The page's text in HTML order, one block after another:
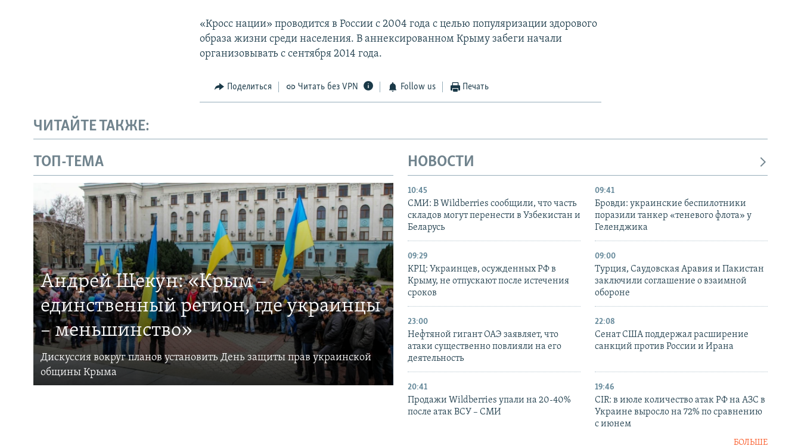
«Кросс нации» проводится в России с 2004 года с целью популяризации здорового
образа жизни среди населения. В аннексированном Крыму забеги начали
организовывать с сентября 2014 года.
Поделиться Читать без VPN Follow us Печать
ЧИТАЙТЕ ТАКЖЕ:
ТОП-ТЕМА
Андрей Щекун: «Крым –
единственный регион, где украинцы
– меньшинство»
Дискуссия вокруг планов установить День защиты прав украинской
общины Крыма
НОВОСТИ
10:45
СМИ: В Wildberries сообщили, что часть
складов могут перенести в Узбекистан и
Беларусь
09:41
Бровди: украинские беспилотники
поразили танкер «теневого флота» у
Геленджика
09:29
КРЦ: Украинцев, осужденных РФ в
Крыму, не отпускают после истечения
сроков
09:00
Турция, Саудовская Аравия и Пакистан
заключили соглашение о взаимной
обороне
23:00
Нефтяной гигант ОАЭ заявляет, что
атаки существенно повлияли на его
деятельность
22:08
Сенат США поддержал расширение
санкций против России и Ирана
20:41
Продажи Wildberries упали на 20-40%
после атак ВСУ – СМИ
19:46
CIR: в июле количество атак РФ на АЗС в
Украине выросло на 72% по сравнению
с июнем
БОЛЬШЕ